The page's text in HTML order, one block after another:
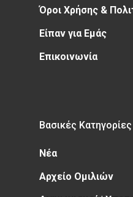
Όροι Χρήσης &
Είπαν για Εμάς
Επικοινωνία
Βασικές Κατηγορίες
Νέα
Αρχείο Ομιλιών